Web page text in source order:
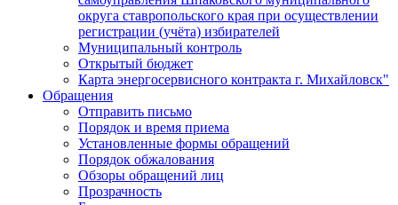
округа ставропольского края при осуществлении
регистрации (учёта) избирателей
Муниципальный контроль
Открытый бюджет
Карта энергосервисного контракта г. Михайловск"
Обращения
Отправить письмо
Порядок и время приема
Установленные формы обращений
Порядок обжалования
Обзоры обращений лиц
Прозрачность